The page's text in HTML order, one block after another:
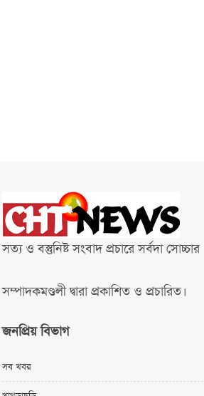
সত্য ও বস্তুনিষ্ট সংবাদ প্রচারে সর্বদা সোচ্চার
সম্পাদকমণ্ডলী দ্বারা প্রকাশিত ও প্রচারিত।
জনপ্রিয় বিভাগ
সব খবর